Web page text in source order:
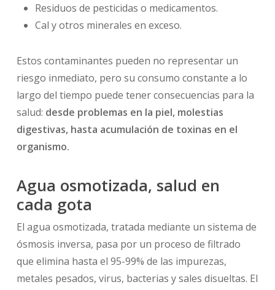
Residuos de pesticidas o medicamentos.
Cal y otros minerales en exceso.
Estos contaminantes pueden no representar un
riesgo inmediato, pero su consumo constante a lo
largo del tiempo puede tener consecuencias para la
salud: desde problemas en la piel, molestias
digestivas, hasta acumulación de toxinas en el
organismo.
Agua osmotizada, salud en
cada gota
El agua osmotizada, tratada mediante un sistema de
ósmosis inversa, pasa por un proceso de filtrado
que elimina hasta el 95-99% de las impurezas,
metales pesados, virus, bacterias y sales disueltas. El